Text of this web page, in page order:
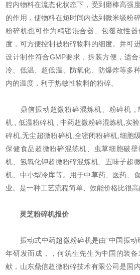
腔内物料在流态化状态下，受到磨棒高强
的作用，使物料在短时间内达到微米级粉
粉碎机也可作为精密混合器、包覆改性
度，可方便控制被粉碎物料的细度。并可
设计制作符合GMP要求，拆装方便，适
冷、低温、超低温、防氧化、防爆炸等多
内的温度，利于热敏性物料的粉碎。
鼎信振动超微粉碎混炼机、粉碎机 ,
机 , 低温粉碎机 , 中药超微粉碎混炼机,实
碎机,无尘超微粉碎机,全密闭粉碎机,细胞
保健食品超微粉碎混练机、虫草细胞破
机、氢氧化钾超微粉碎混炼机、五味子超
机、中小型冷库等。用于中草药、医药、
业。是一种工艺流程简单、效能价格比很高
灵芝粉碎机报价
振动式中药超微粉碎机是由“中国振动
年研发而成，，何筑生先生为中国的装
献，山东鼎信超微粉碎技术有限公司是国